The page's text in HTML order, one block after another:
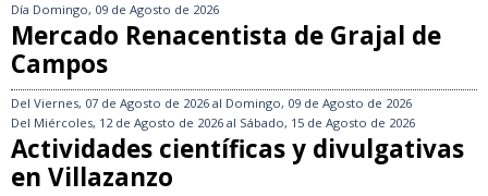
Día Domingo, 09 de Agosto de 2026
Mercado Renacentista de Grajal de
Campos
Del Viernes, 07 de Agosto de 2026 al Domingo, 09 de Agosto de 2026
Del Miércoles, 12 de Agosto de 2026 al Sábado, 15 de Agosto de 2026
Actividades científicas y divulgativas
en Villazanzo